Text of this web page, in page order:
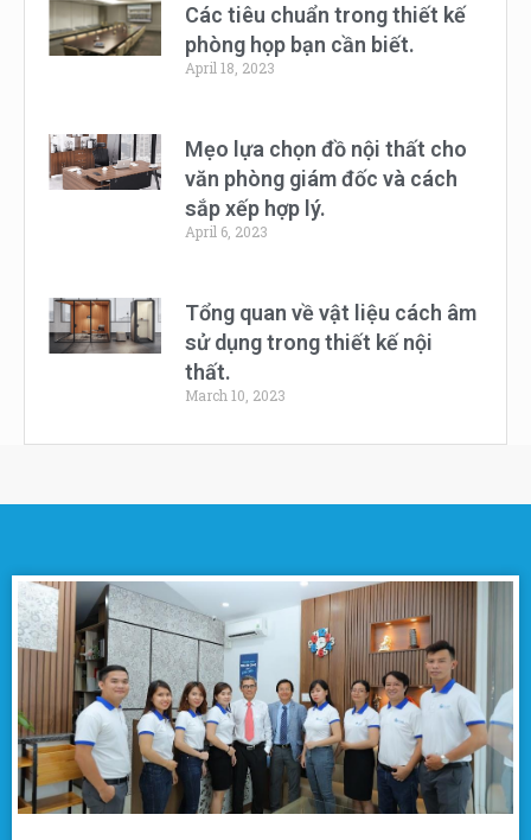
Các tiêu chuẩn trong thiết kế
phòng họp bạn cần biết.
April 18, 2023
Mẹo lựa chọn đồ nội thất cho
văn phòng giám đốc và cách
sắp xếp hợp lý.
April 6, 2023
Tổng quan về vật liệu cách âm
sử dụng trong thiết kế nội
thất.
March 10, 2023